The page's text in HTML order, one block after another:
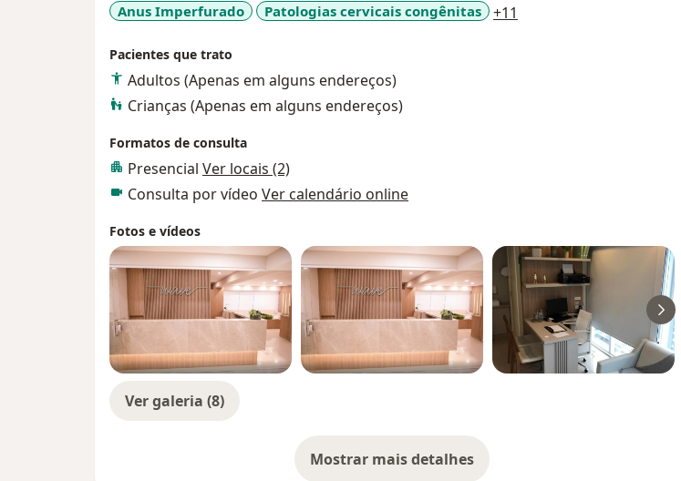
Anus Imperfurado
Patologias cervicais congênitas +11
Pacientes que trato
Adultos (Apenas em alguns endereços)
Crianças (Apenas em alguns endereços)
Formatos de consulta
Presencial Ver locais (2)
Consulta por vídeo Ver calendário online
Fotos e vídeos
Ver galeria (8)
Mostrar mais detalhes
sobre a experiência